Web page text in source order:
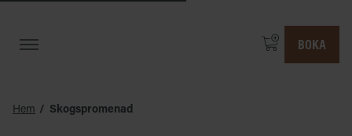
BOKA
Hem Skogspromenad